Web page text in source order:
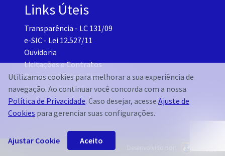
Links Úteis
Transparência - LC 131/09
e-SIC - Lei 12.527/11
Ouvidoria
Licitações e Contratos
Responsabilidade Fiscal
Portal do TCM-CE
Governo Transparente - Setor Pessoal
Utilizamos cookies para melhorar a sua experiência de
navegação. Ao continuar você concorda com a nossa
Política de Privacidade. Caso desejar, acesse Ajuste de
Cookies para gerenciar suas configurações.
Ajustar Cookie Aceito